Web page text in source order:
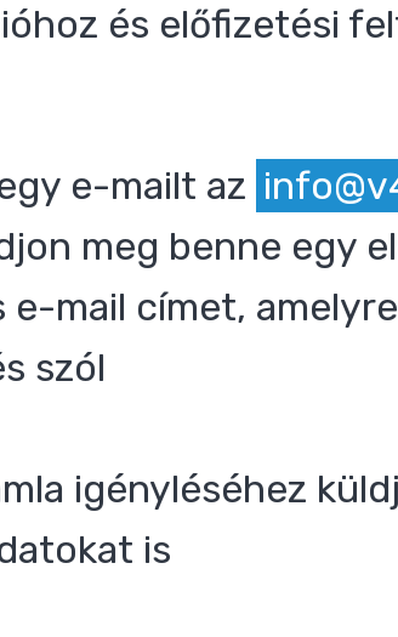
és előfizetési
e-mailt az
meg benne egy
e-mail címet,
szól
igényléséhez
is